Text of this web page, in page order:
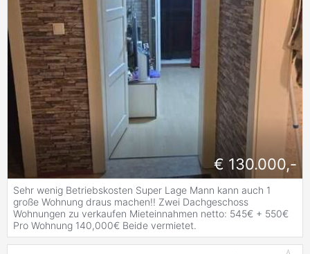
€ 130.000,-
Sehr wenig Betriebskosten Super Lage Mann kann auch 1
große Wohnung draus machen!! Zwei Dachgeschoss
Wohnungen zu verkaufen Mieteinnahmen netto: 545€ + 550€
Pro Wohnung 140,000€ Beide vermietet.